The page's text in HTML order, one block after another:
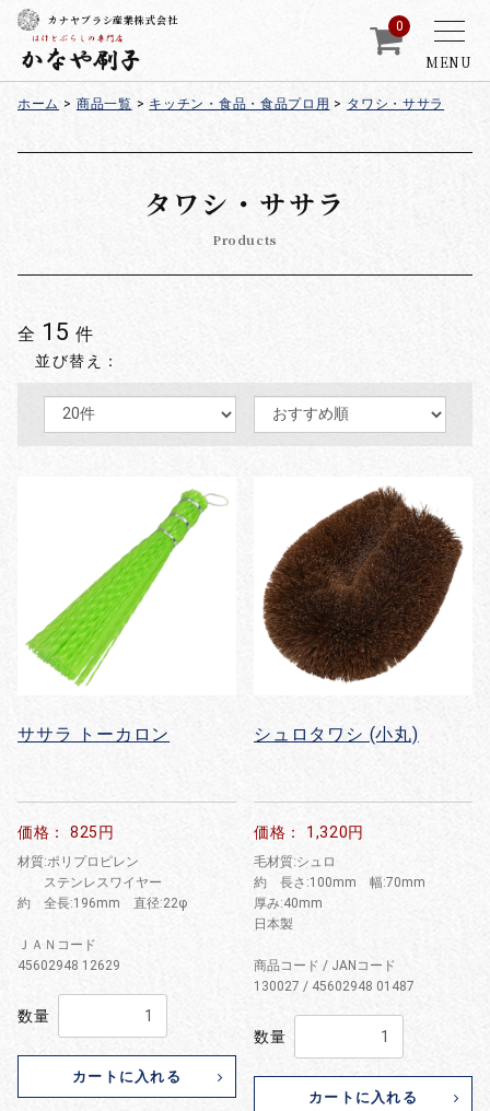
MENU
カナヤブラシ産業株式会社 0
ホーム > 商品一覧 > キッチン・食品・食品プロ用 > タワシ・ササラ
タワシ・ササラ
Products
全 15 件
並び替え：
ササラ トーカロン
価格： 825円
材質:ポリプロピレン
ステンレスワイヤー
約 全長:196mm 直径:22φ
ＪＡＮコード
45602948 12629
数量
カートに入れる
シュロタワシ (小丸)
価格： 1,320円
毛材質:シュロ
約 長さ:100mm 幅:70mm
厚み:40mm
日本製
商品コード / JANコード
130027 / 45602948 01487
数量
カートに入れる